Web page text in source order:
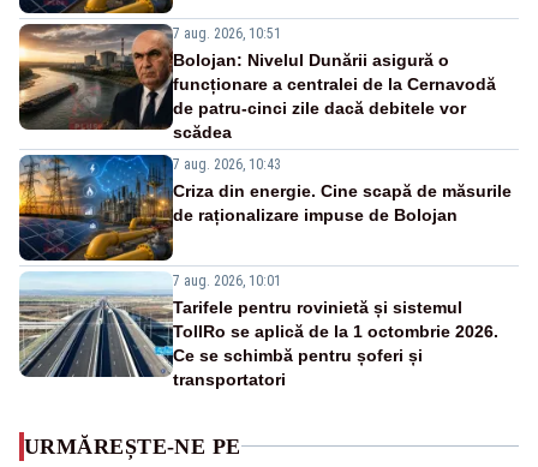
7 aug. 2026, 10:51
Bolojan: Nivelul Dunării asigură o
funcționare a centralei de la Cernavodă
de patru-cinci zile dacă debitele vor
scădea
7 aug. 2026, 10:43
Criza din energie. Cine scapă de măsurile
de raționalizare impuse de Bolojan
7 aug. 2026, 10:01
Tarifele pentru rovinietă și sistemul
TollRo se aplică de la 1 octombrie 2026.
Ce se schimbă pentru șoferi și
transportatori
URMĂREȘTE-NE PE